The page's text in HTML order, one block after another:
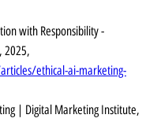
with Responsibility -
2025,
ethical-ai-marketing-
| Digital Marketing Institute,